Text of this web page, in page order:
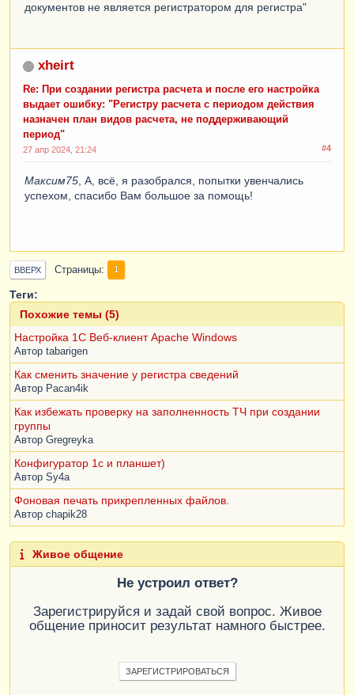
документов не является регистратором для регистра"
xheirt
Re: При создании регистра расчета и после его настройка
выдает ошибку: "Регистру расчета с периодом действия
назначен план видов расчета, не поддерживающий
период"
#4
27 апр 2024, 21:24
Максим75, А, всё, я разобрался, попытки увенчались
успехом, спасибо Вам большое за помощь!
ВВЕРХ Страницы 1
Теги:
Похожие темы (5)
Настройка 1C Веб-клиент Apache Windows
Автор tabarigen
Как сменить значение у регистра сведений
Автор Pacan4ik
Как избежать проверку на заполненность ТЧ при создании
группы
Автор Gregreyka
Конфигуратор 1с и планшет)
Автор Sy4a
Фоновая печать прикрепленных файлов.
Автор chapik28
Живое общение
Не устроил ответ?
Зарегистрируйся и задай свой вопрос. Живое
общение приносит результат намного быстрее.
ЗАРЕГИСТРИРОВАТЬСЯ